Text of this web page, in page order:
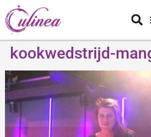
kookwedstrijd-